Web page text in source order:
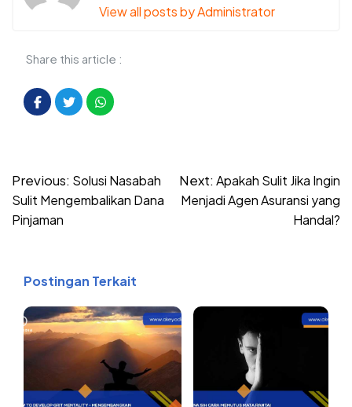
View all posts by Administrator
Share this article :
navigation
Previous: Solusi Nasabah
Sulit Mengembalikan Dana
Pinjaman
Next:Apakah Sulit Jika Ingin
Menjadi Agen Asuransi yang
Handal?
Postingan Terkait